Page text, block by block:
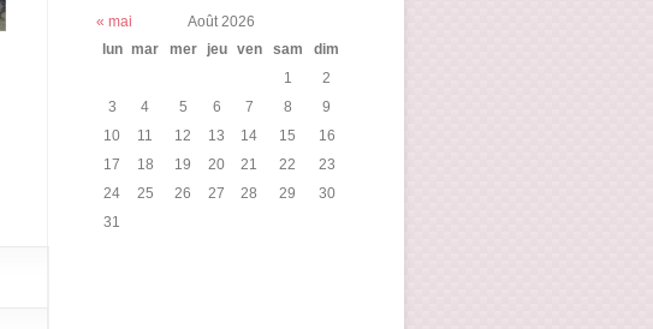
« mai
Août 2026
lun mar mer jeu ven sam
dim
1
2
3
4 5 6 7 8
9
10
11 12 13 14 15
16
17
18 19 20 21 22
23
24
25 26 27 28 29
30
31